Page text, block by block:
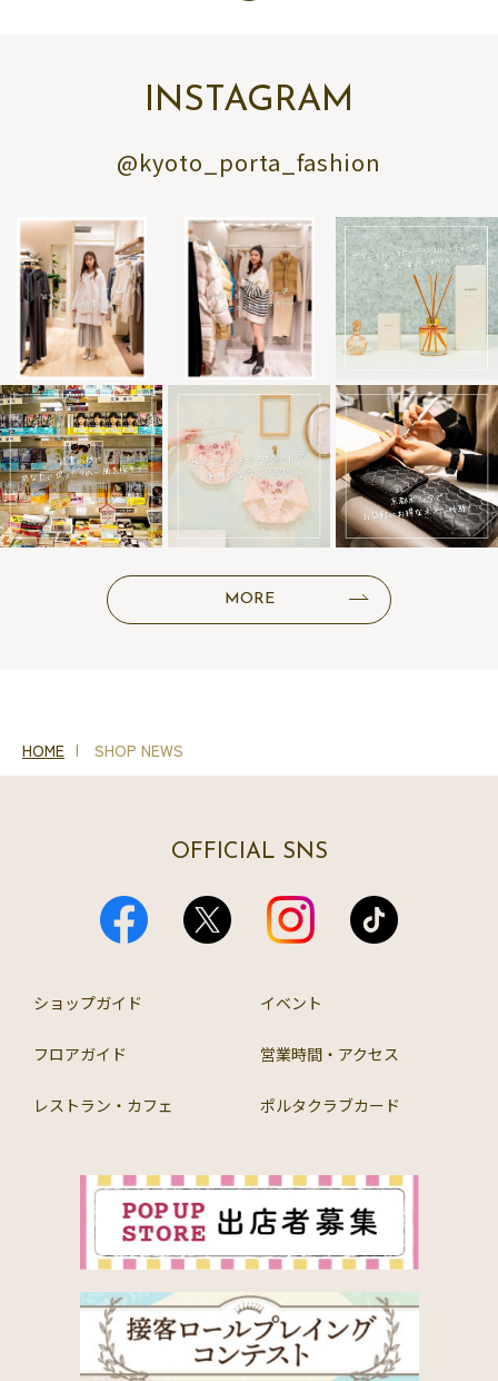
INSTAGRAM
@kyoto_porta_fashion
MORE
HOME SHOP NEWS
OFFICIAL SNS
ショップガイド イベント
フロアガイド 営業時間・アクセス
レストラン・カフェ ポルタクラブカード